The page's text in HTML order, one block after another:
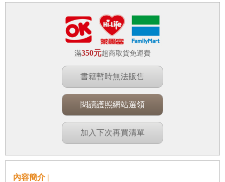
滿350元超商取貨免運費
書籍暫時無法販售
閱讀護照網站選領
加入下次再買清單
內容簡介 |